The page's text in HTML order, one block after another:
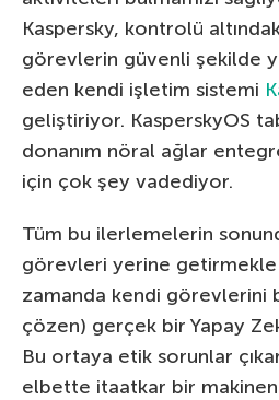
Kaspersky, kontrolü
görevlerin güvenli şekilde
eden kendi işletim sistemi
geliştiriyor. KasperskyOS
donanım nöral ağlar
için çok şey vadediyor.
Tüm bu ilerlemelerin
görevleri yerine getirmekle
zamanda kendi görevlerini
çözen) gerçek bir Yapay
Bu ortaya etik sorunlar
elbette itaatkar bir